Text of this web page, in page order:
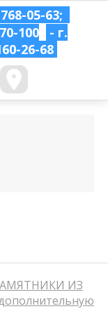
05-63;
100
- г.
26-68
ИЗ